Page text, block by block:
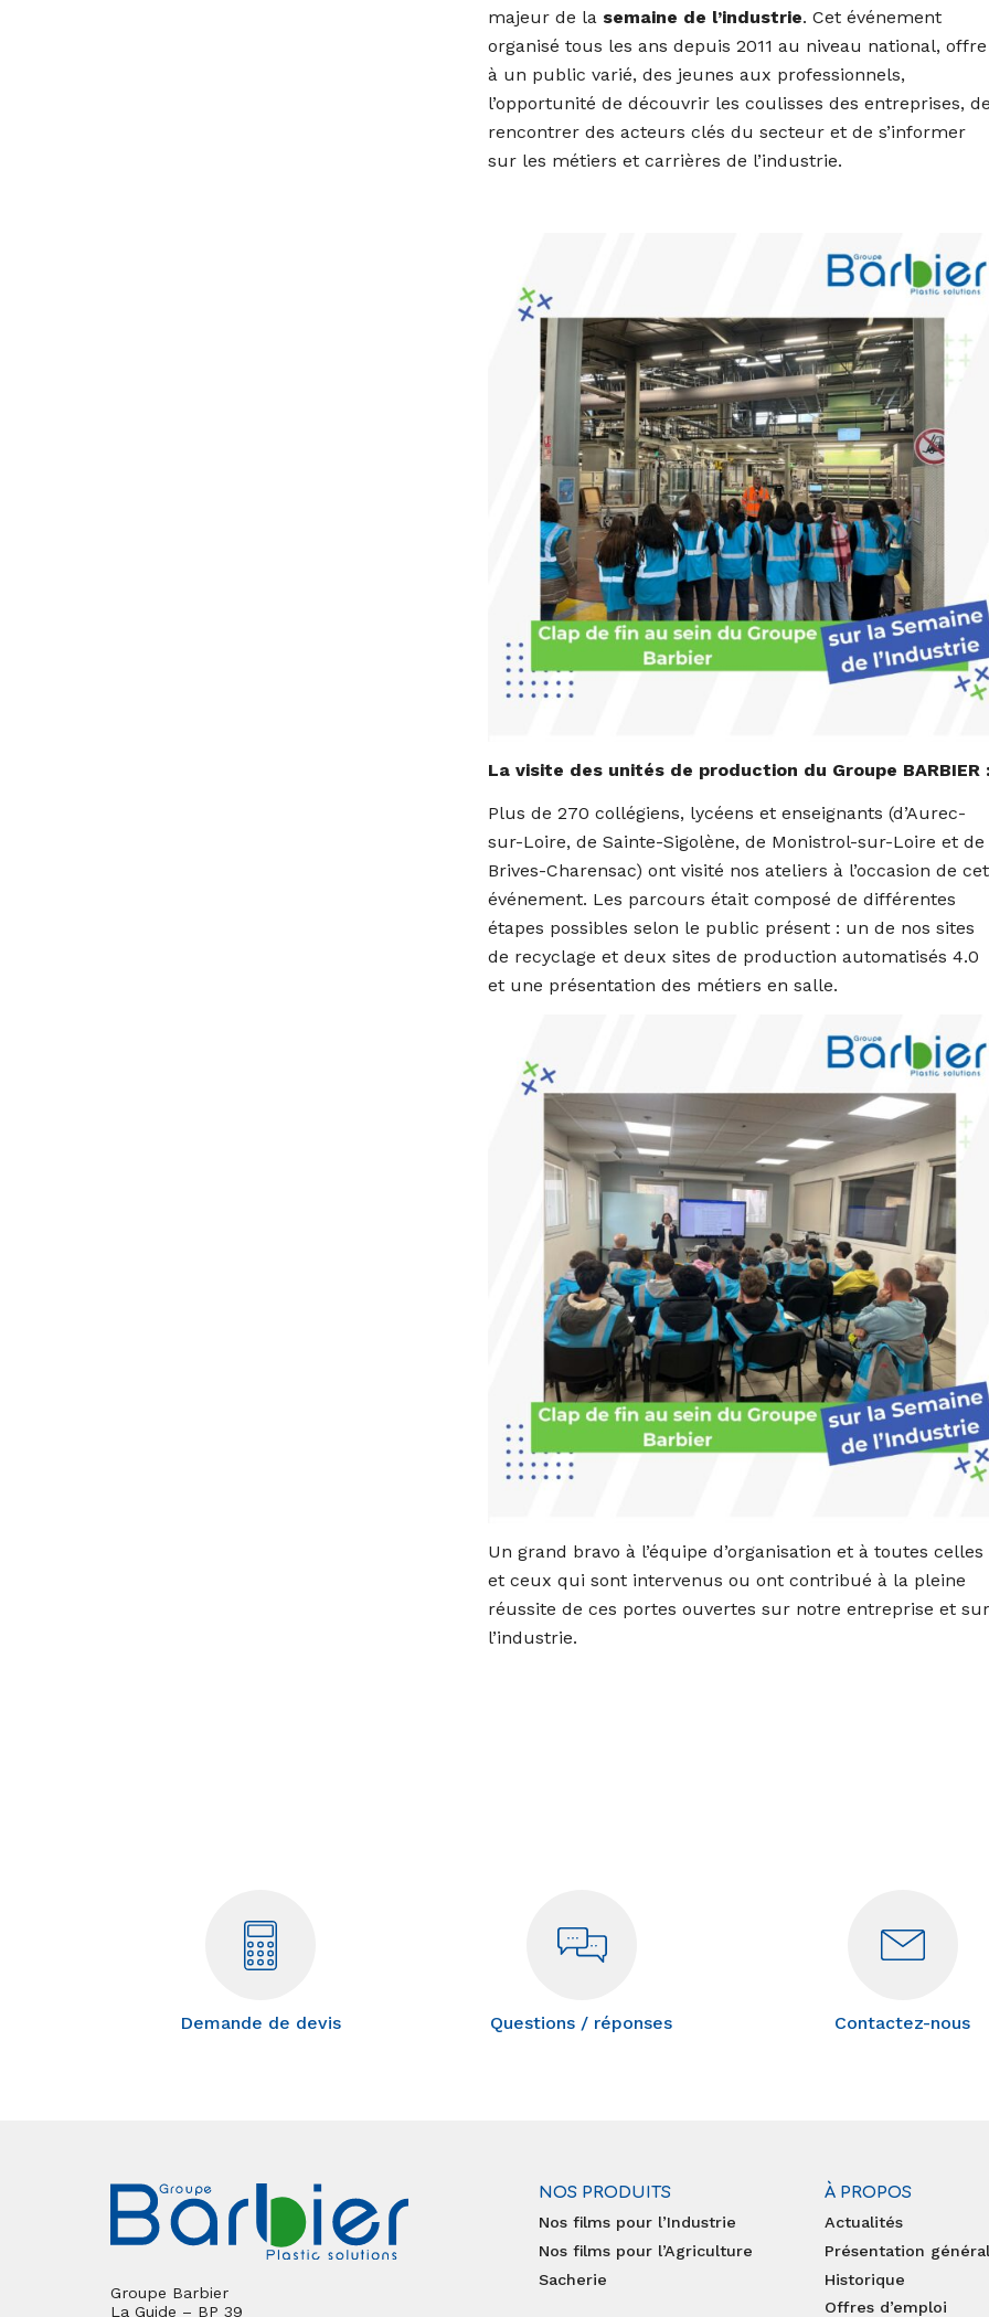
majeur de la semaine de l’industrie. Cet événement
organisé tous les ans depuis 2011 au niveau national, offre
à un public varié, des jeunes aux professionnels,
l’opportunité de découvrir les coulisses des entreprises,
rencontrer des acteurs clés du secteur et de s’informer
sur les métiers et carrières de l’industrie.
La visite des unités de production du Groupe BARBIER
Plus de 270 collégiens, lycéens et enseignants (d’Aurec-
sur-Loire, de Sainte-Sigolène, de Monistrol-sur-Loire et de
Brives-Charensac) ont visité nos ateliers à l’occasion de cet
événement. Les parcours était composé de différentes
étapes possibles selon le public présent : un de nos sites
de recyclage et deux sites de production automatisés 4.0
et une présentation des métiers en salle.
Un grand bravo à l’équipe d’organisation et à toutes celles
et ceux qui sont intervenus ou ont contribué à la pleine
réussite de ces portes ouvertes sur notre entreprise et sur
l’industrie.
Demande de devis Questions / réponses Contactez-nous
Groupe Barbier
La Guide – BP 39
NOS PRODUITS
Nos films pour l’Industrie
Nos films pour l’Agriculture
Sacherie
À PROPOS
Actualités
Présentation
Historique
Offres d’emploi